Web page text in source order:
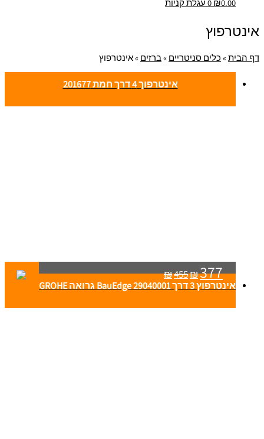
₪0.00
0 עגלת קניות
אינטרפוץ
דף הבית» כלים סניטריים »ברזים »אינטרפוץ
אינטרפוך 4 דרך חמת 201677
₪455₪377
אינטרפוץ 3 דרך BauEdge 29040001 גרואה GROHE